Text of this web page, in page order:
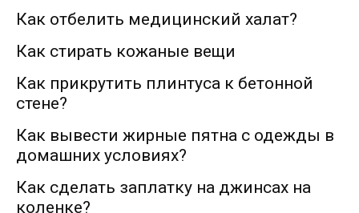
Как отбелить медицинский халат?
Как стирать кожаные вещи
Как прикрутить плинтуса к бетонной
стене?
Как вывести жирные пятна с одежды в
домашних условиях?
Как сделать заплатку на джинсах на
коленке?